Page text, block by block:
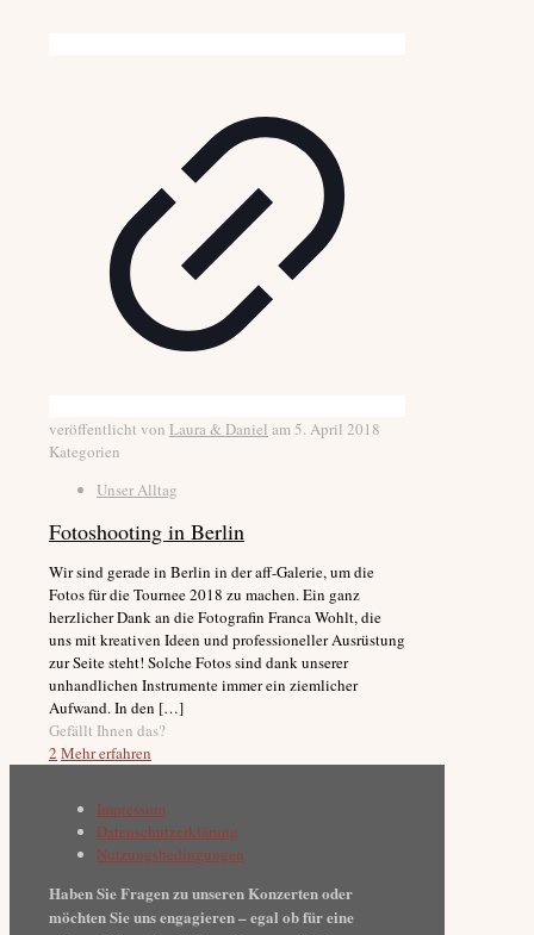
veröffentlicht von Laura & Daniel am5. April 2018
Kategorien
Unser Alltag
Fotoshooting in Berlin
Wir sind gerade in Berlin in der aff-Galerie, um die
Fotos für die Tournee 2018 zu machen. Ein ganz
herzlicher Dank an die Fotografin Franca Wohlt, die
uns mit kreativen Ideen und professioneller Ausrüstung
zur Seite steht! Solche Fotos sind dank unserer
unhandlichen Instrumente immer ein ziemlicher
Aufwand. In den […]
Gefällt Ihnen das?
2 Mehr erfahren
Impressum
Datenschutzerklärung
Nutzungsbedingungen
Haben Sie Fragen zu unseren Konzerten oder
möchten Sie uns engagieren – egal ob für eine